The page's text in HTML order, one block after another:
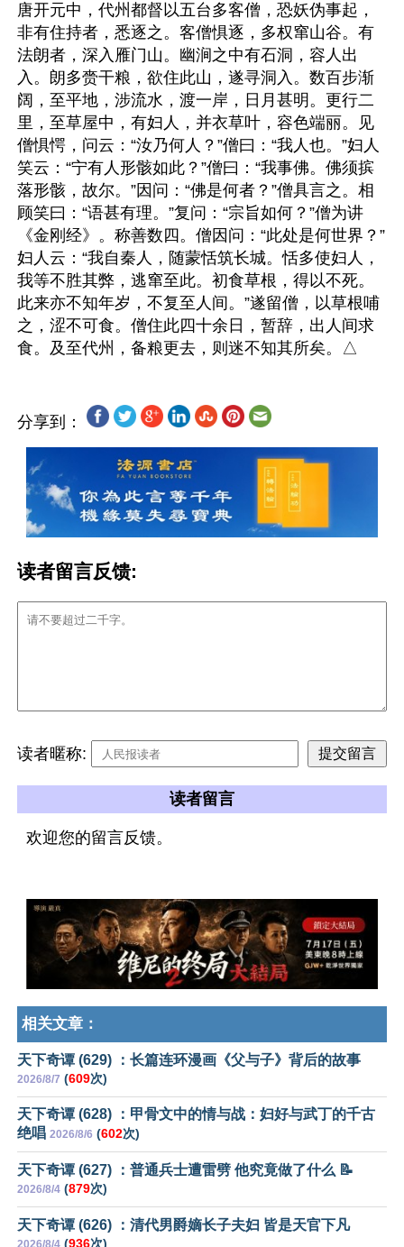
唐开元中，代州都督以五台多客僧，恐妖伪事起，
非有住持者，悉逐之。客僧惧逐，多权窜山谷。有
法朗者，深入雁门山。幽涧之中有石洞，容人出
入。朗多赍干粮，欲住此山，遂寻洞入。数百步渐
阔，至平地，涉流水，渡一岸，日月甚明。更行二
里，至草屋中，有妇人，并衣草叶，容色端丽。见
僧惧愕，问云：“汝乃何人？”僧曰：“我人也。”妇人
笑云：“宁有人形骸如此？”僧曰：“我事佛。佛须摈
落形骸，故尔。”因问：“佛是何者？”僧具言之。相
顾笑曰：“语甚有理。”复问：“宗旨如何？”僧为讲
《金刚经》。称善数四。僧因问：“此处是何世界？”
妇人云：“我自秦人，随蒙恬筑长城。恬多使妇人，
我等不胜其弊，逃窜至此。初食草根，得以不死。
此来亦不知年岁，不复至人间。”遂留僧，以草根哺
之，涩不可食。僧住此四十余日，暂辞，出人间求
分享到：
读者留言反馈:
读者暱称:
读者留言
欢迎您的留言反馈。
相关文章：
天下奇谭 (629) ：长篇连环漫画《父与子》背后的故事
2026/8/7 (609次)
天下奇谭 (628) ：甲骨文中的情与战：妇好与武丁的千古
绝唱 2026/8/6 (602次)
天下奇谭 (627) ：普通兵士遭雷劈 他究竟做了什么 📝
2026/8/4 (879次)
天下奇谭 (626) ：清代男爵嫡长子夫妇 皆是天官下凡
2026/8/4 (936次)